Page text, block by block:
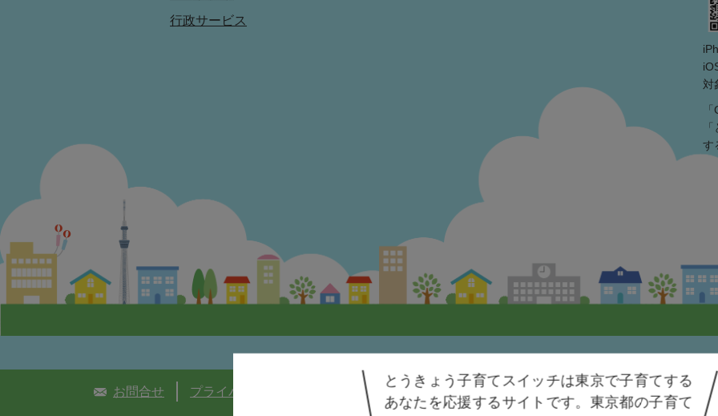
行政サービス
対
す
お問合せ プライバシーポリシー 個人情報保護方針 アクセシビリティ方針 利用規約
とうきょう子育てスイッチは東京で子育てする
あなたを応援するサイトです。 東京都の子育て